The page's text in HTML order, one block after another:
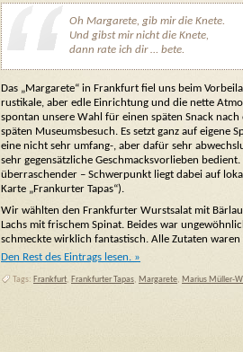
Oh Margarete, gib mir die Knete.
Und gibst mir nicht die Knete,
dann rate ich dir … bete.
Das „Margarete“ in Frankfurt fiel uns beim
rustikale, aber edle Einrichtung und die nette
spontan unsere Wahl für einen späten Snack nach
späten Museumsbesuch. Es setzt ganz auf eigene
eine nicht sehr umfang-, aber dafür sehr
sehr gegensätzliche Geschmacksvorlieben bedient.
überraschender – Schwerpunkt liegt dabei auf
Karte „Frankurter Tapas“).
Wir wählten den Frankfurter Wurstsalat mit
Lachs mit frischem Spinat. Beides war
schmeckte wirklich fantastisch. Alle Zutaten
Den Rest des Eintrags lesen. »
Tags: Frankfurt, Frankfurter Tapas, Margarete, Marius Müller-